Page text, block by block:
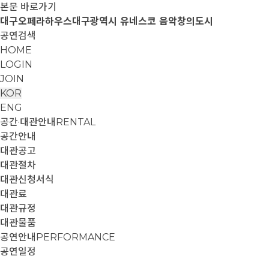
본문 바로가기
대구오페라하우스대구광역시 유네스코 음악창의도시
공연검색
HOME
LOGIN
JOIN
KOR
ENG
공간·대관안내 RENTAL
공간안내
대관공고
대관절차
대관신청서식
대관료
대관규정
대관물품
공연안내 PERFORMANCE
공연일정